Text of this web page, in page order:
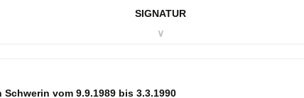
SIGNATUR
∨
vom 9.9.1989 bis 3.3.1990